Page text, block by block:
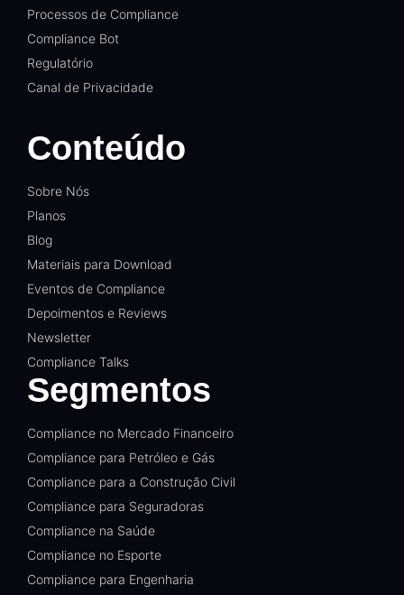
Processos de Compliance
Compliance Bot
Regulatório
Canal de Privacidade
Conteúdo
Sobre Nós
Planos
Blog
Materiais para Download
Eventos de Compliance
Depoimentos e Reviews
Newsletter
Compliance Talks
Segmentos
Compliance no Mercado Financeiro
Compliance para Petróleo e Gás
Compliance para a Construção Civil
Compliance para Seguradoras
Compliance na Saúde
Compliance no Esporte
Compliance para Engenharia